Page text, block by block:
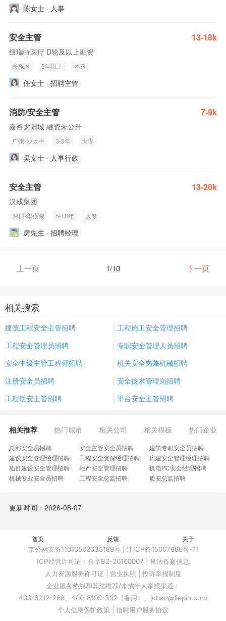
陈女士 · 人事
安全主管 13-18k
纽瑞特医疗 D轮及以上融资
长乐区 5年以上 本科
任女士 · 招聘主管
消防/安全主管 7-9k
嘉裕太阳城 融资未公开
广州-沙太中 3-5年 大专
吴女士 · 人事行政
安全主管 13-20k
汉成集团
深圳-华强南 5-10年 大专
房先生 · 招聘经理
上一页 1/10 下一页
相关搜索
建筑工程安全主管招聘
工程施工安全管理招聘
工程安全管理员招聘
专职安全管理人员招聘
安全中级主管工程师招聘
机关安全岗兼机械招聘
注册安全员招聘
安全技术管理岗招聘
工程质安主管招聘
平台安全主管招聘
相关推荐 热门城市 相关公司 相关模板 热门企业
总部安全员招聘 安全主管安全员招聘
建筑专职安全员招聘
建设安全管理经理招聘
工程安全资深经理招聘
房建安全管理经理招聘
项目建设安全管理招聘
地产安全管理招聘
机电PC安全经理招聘
机械专业安全员招聘
工程安全总监招聘
质安总监招聘
施工现场安管员招聘
工地现场安全员招聘
安质经理招聘 装修质安员招聘
更新时间：2026-08-07
首页 反馈 关于